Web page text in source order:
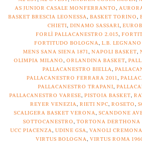
AS JUNIOR CASALE MONFERRANTO,
BASKET BRESCIA LEONESSA, BASKET TORINO,
CHIETI, DINAMO SASSARI,
FORLÌ PALLACANESTRO 2.015,
FORTITUDO BOLOGNA, L.B.
MENS SANA SIENA 1871, NAPOLI BASKET,
OLIMPIA MILANO, ORLANDINA BASKET,
PALLACANESTRO BIELLA,
PALLACANESTRO FERRARA 2011,
PALLACANESTRO TRAPANI,
PALLACANESTRO VARESE, PISTOIA BASKET,
REYER VENEZIA, RIETI NPC, ROSETO,
SCALIGERA BASKET VERONA, SCANDONE
SOTTOCANESTRO, TORTONA DERTHONA
UCC PIACENZA, UDINE GSA, VANOLI CREMONA
VIRTUS BOLOGNA, VIRTUS ROMA